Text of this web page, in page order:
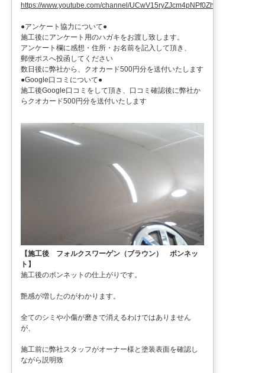
https://www.youtube.com/channel/UCwV15ryZJcm4pNPf0ZhXu9g
●アンケート協力について●
施工後にアンケート用のハガキをお渡し致します。
アンケート欄に感想・住所・お名前を記入して頂き、
郵便ポスへ投函してください
数日後に弊社から、クオカード500円分を送付いたします
●Google口コミについて●
施工後Google口コミをして頂き、口コミ確認後に弊社か
らクオカード500円分を送付いたします
【施工後 フォルクスワーゲン（ブラウン） ボンネッ
ト】
施工後のボンネットの仕上がりです。
艶感が増したのがわかります。
全てのシミや小傷が磨きで消えるわけではありません
が、
施工前に弊社スタッフがオーナー様と塗装表面を確認し
ながら説明致